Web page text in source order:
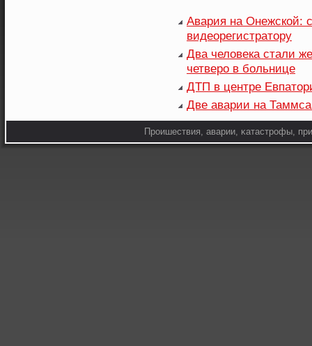
Авария на Онежской:
видеорегистратору
Два человека стали
четверо в больнице
ДТП в центре
Две аварии на
Прοишествия, аварии, κатастрοфы,